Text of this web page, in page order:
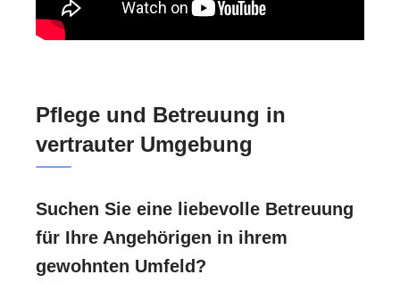
Pflege und Betreuung in
vertrauter Umgebung
Suchen Sie eine liebevolle Betreuung
für Ihre Angehörigen in ihrem
gewohnten Umfeld?